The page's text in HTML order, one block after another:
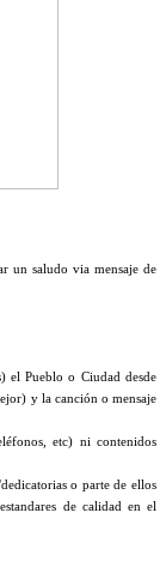
un saludo via mensaje de
el Pueblo o Ciudad desde
y la canción o mensaje
etc) ni contenidos
o parte de ellos
de calidad en el